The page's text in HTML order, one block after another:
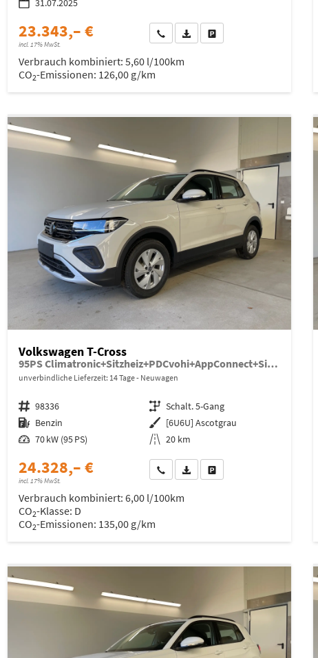
31.07.2025
23.343,– €
incl. 17% MwSt.
Wir rufen Sie an
Fahrzeugexposé (PDF)
Fahrzeug parken
Verbrauch kombiniert: 5,60 l/100km
CO2-Emissionen: 126,00 g/km
Volkswagen T-Cross
95PS Climatronic+Sitzheiz+PDCvohi+AppConnect+Side+TravelAssist+ACC
unverbindliche Lieferzeit: 14 Tage Neuwagen
Fahrzeugnr. 98336 Getriebe Schalt. 5-Gang
Kraftstoff Benzin Außenfarbe [6U6U] Ascotgrau
Leistung 70 kW (95 PS) Kilometerstand 20 km
24.328,– €
incl. 17% MwSt.
Wir rufen Sie an
Fahrzeugexposé (PDF)
Fahrzeug parken
Verbrauch kombiniert: 6,00 l/100km
CO2-Klasse: D
CO2-Emissionen: 135,00 g/km